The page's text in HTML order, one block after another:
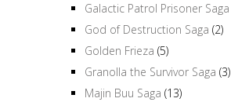
Galactic Patrol Prisoner Saga
God of Destruction Saga (2)
Golden Frieza (5)
Granolla the Survivor Saga (3)
Majin Buu Saga (13)